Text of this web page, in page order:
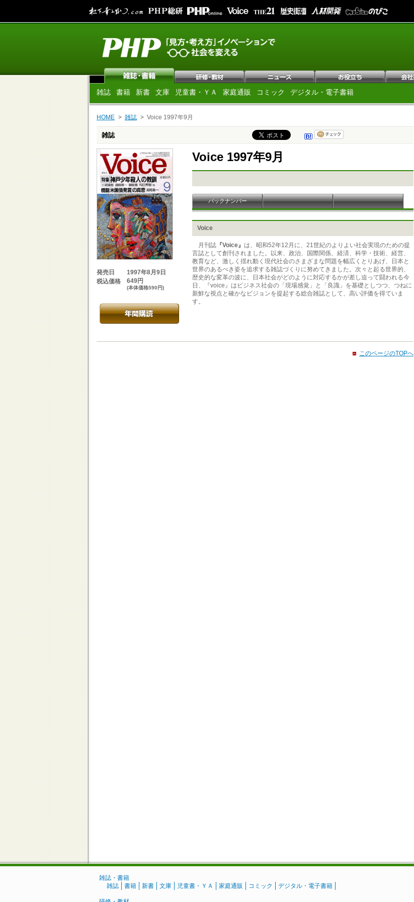
雑誌 書籍 新書 文庫 児童書・ＹＡ 家庭通販 コミック デジタル・電子書籍
HOME 雑誌 Voice 1997年9月
雑誌
発売日
1997年8月9日
税込価格
649円
(本体価格590円)
Voice 1997年9月
バックナンバー
Voice
月刊誌 『Voice』 は、昭和52年12月に、21世紀のよりよい社会実現のための提
言誌として創刊されました。以来、政治、国際関係、経済、科学・技術、経営、
教育など、激しく揺れ動く現代社会のさまざまな問題を幅広くとりあげ、日本と
世界のあるべき姿を追求する雑誌づくりに努めてきました。次々と起る世界的、
歴史的な変革の波に、日本社会がどのように対応するかが差し迫って闘われる今
日、『voice』はビジネス社会の「現場感覚」と「良識」を基礎としつつ、つねに
新鮮な視点と確かなビジョンを提起する総合雑誌として、高い評価を得ていま
す。
このページのTOPへ
雑誌・書籍
雑誌
書籍 新書 文庫 児童書・ＹＡ 家庭通販 コミック デジタル・電子書籍